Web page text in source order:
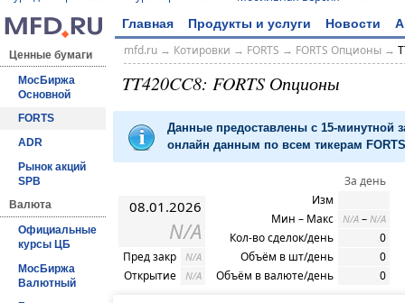
Главная Продукты и услуги Новости
Ценные бумаги
МосБиржа
Основной
FORTS
ADR
Рынок акций
SPB
Валюта
Официальные
курсы ЦБ
МосБиржа
Валютный
mfd.ru→ Котировки → FORTS → FORTS Опционы→
TT420CC8: FORTS Опционы
Данные предоставлены с 15-минутной
онлайн данным по всем тикерам
08.01.2026
N/A
Пред закр N/A
Открытие N/A
За день
Изм
Мин – Макс
N/A – N/A
Кол-во сделок/день
0
Объём в шт/день
0
Объём в валюте/день
0